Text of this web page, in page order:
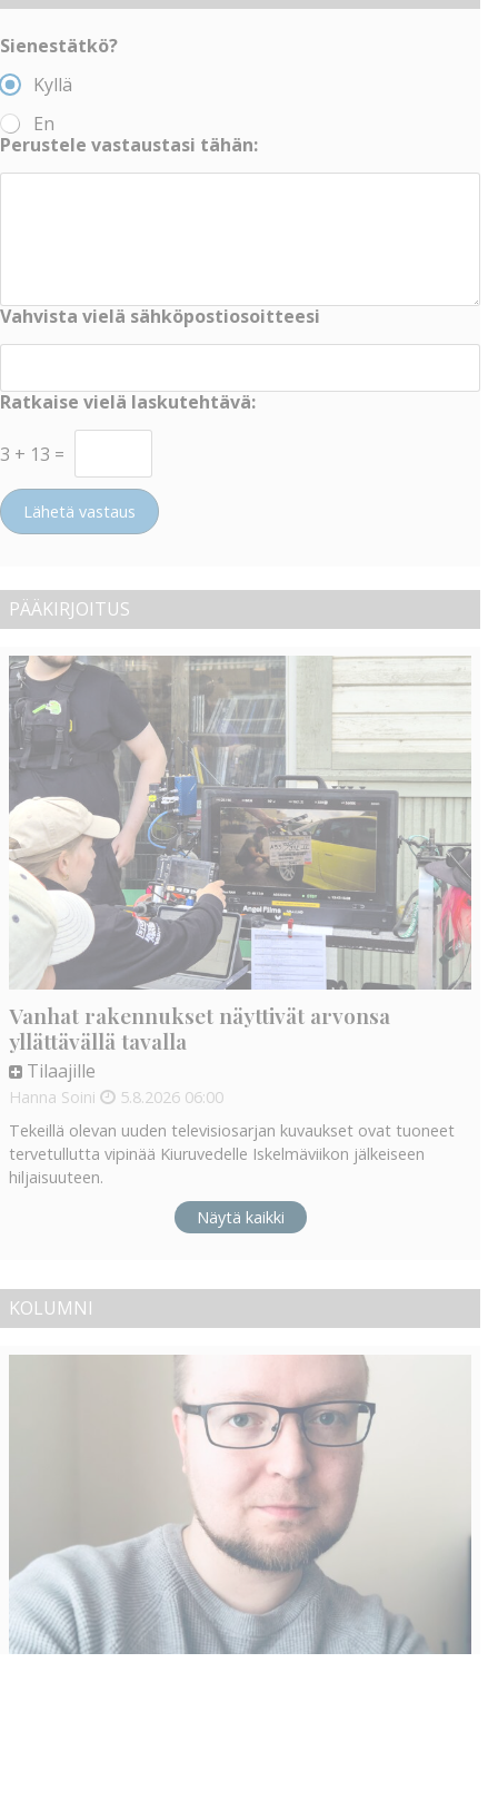
Sienestätkö?
Kyllä
En
Perustele vastaustasi tähän:
Vahvista vielä sähköpostiosoitteesi
Ratkaise vielä laskutehtävä:
3 + 13 =
Lähetä vastaus
PÄÄKIRJOITUS
Vanhat rakennukset näyttivät arvonsa
yllättävällä tavalla
Tilaajille
Hanna Soini 5.8.2026 06:00
Tekeillä olevan uuden televisiosarjan kuvaukset ovat tuoneet
tervetullutta vipinää Kiuruvedelle Iskelmäviikon jälkeiseen
hiljaisuuteen.
Näytä kaikki
KOLUMNI